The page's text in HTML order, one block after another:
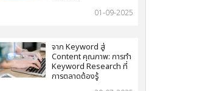
01-09-2025
จาก Keyword สู่
Content คุณภาพ: การทำ
Keyword Research ที่
การตลาดต้องรู้